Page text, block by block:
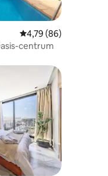
recensies
Gemiddelde
4,79 (86)
centrum